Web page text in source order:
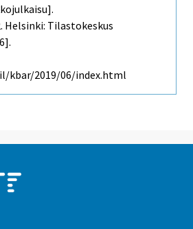
Helsinki: Tilastokeskus
2019/06/index.html